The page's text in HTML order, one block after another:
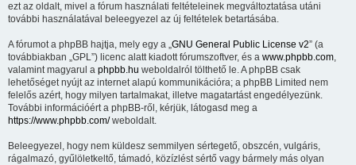
ezt az oldalt, mivel a fórum használati feltételeinek megváltoztatása utáni
további használatával beleegyezel az új feltételek betartásába.
A fórumot a phpBB hajtja, mely egy a „GNU General Public License v2” (a
továbbiakban „GPL”) licenc alatt kiadott fórumszoftver, és a www.phpbb.com,
valamint magyarul a phpbb.hu weboldalról tölthető le. A phpBB csak
lehetőséget nyújt az internet alapú kommunikációra; a phpBB Limited nem
felelős azért, hogy milyen tartalmakat, illetve magatartást engedélyezünk.
További információért a phpBB-ről, kérjük, látogasd meg a
https://www.phpbb.com/weboldalt.
Beleegyezel, hogy nem küldesz semmilyen sértegető, obszcén, vulgáris,
rágalmazó, gyűlöletkeltő, támadó, közízlést sértő vagy bármely más olyan